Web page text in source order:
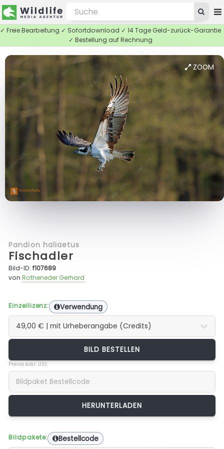
✓ Freie Bearbeitung ✓ Sofortdownload ✓ 14 Tage Geld-zurück-Garantie
✓ Bestellung auf Rechnung
ZOOM
Pandion haliaetus
Fischadler
Bild-ID:f107689
vonRotheneder Gerhard
Einzellizenz: Verwendung
BILD BESTELLEN
Preise exkl. USt.
Bildpakete: Bestellcode